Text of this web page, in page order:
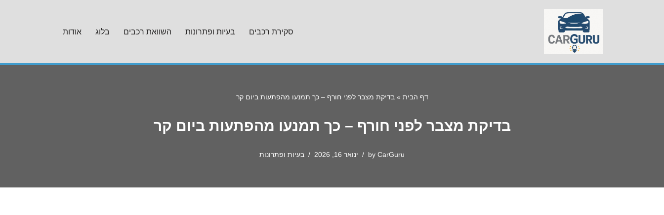
סקירת רכבים בעיות ופתרונות השוואת רכבים בלוג אודות
דף הבית »בדיקת מצבר לפני חורף – כך תמנעו מהפתעות ביום קר
בדיקת מצבר לפני חורף – כך תמנעו מהפתעות ביום קר
by CarGuru ינואר 16, 2026 בעיות ופתרונות